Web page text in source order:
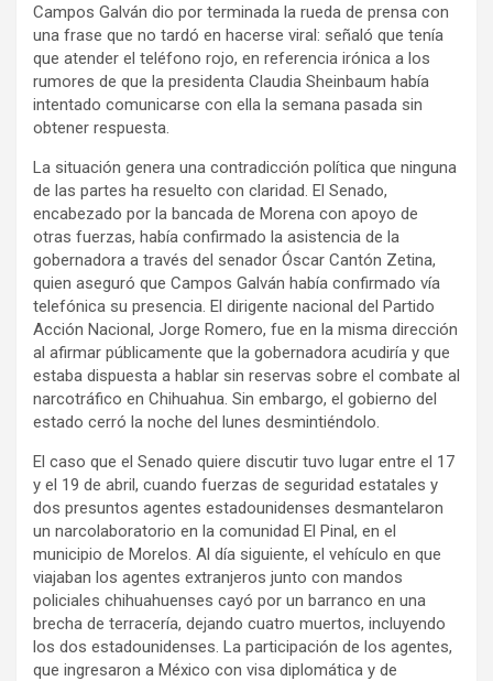
Campos Galván dio por terminada la rueda de prensa con
una frase que no tardó en hacerse viral: señaló que tenía
que atender el teléfono rojo, en referencia irónica a los
rumores de que la presidenta Claudia Sheinbaum había
intentado comunicarse con ella la semana pasada sin
obtener respuesta.
La situación genera una contradicción política que ninguna
de las partes ha resuelto con claridad. El Senado,
encabezado por la bancada de Morena con apoyo de
otras fuerzas, había confirmado la asistencia de la
gobernadora a través del senador Óscar Cantón Zetina,
quien aseguró que Campos Galván había confirmado vía
telefónica su presencia. El dirigente nacional del Partido
Acción Nacional, Jorge Romero, fue en la misma dirección
al afirmar públicamente que la gobernadora acudiría y que
estaba dispuesta a hablar sin reservas sobre el combate al
narcotráfico en Chihuahua. Sin embargo, el gobierno del
estado cerró la noche del lunes desmintiéndolo.
El caso que el Senado quiere discutir tuvo lugar entre el 17
y el 19 de abril, cuando fuerzas de seguridad estatales y
dos presuntos agentes estadounidenses desmantelaron
un narcolaboratorio en la comunidad El Pinal, en el
municipio de Morelos. Al día siguiente, el vehículo en que
viajaban los agentes extranjeros junto con mandos
policiales chihuahuenses cayó por un barranco en una
brecha de terracería, dejando cuatro muertos, incluyendo
los dos estadounidenses. La participación de los agentes,
que ingresaron a México con visa diplomática y de